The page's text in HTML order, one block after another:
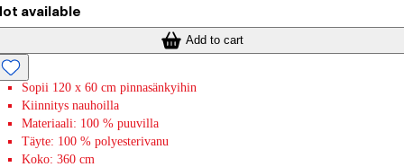
available
Add to cart
Sopii 120 x 60 cm pinnasänkyihin
Kiinnitys nauhoilla
Materiaali: 100 % puuvilla
Täyte: 100 % polyesterivanu
Koko: 360 cm